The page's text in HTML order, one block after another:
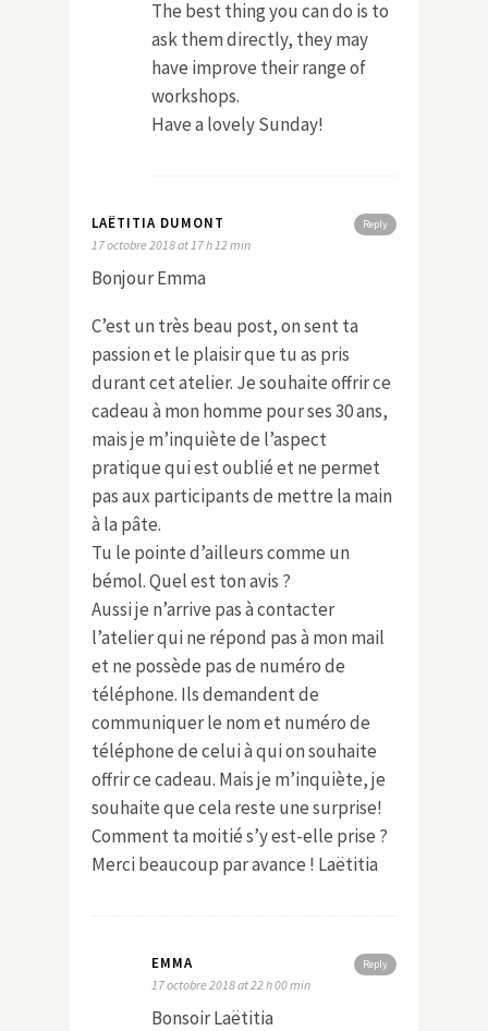
The best thing you can do is to
ask them directly, they may
have improve their range of
workshops.
Have a lovely Sunday!
Reply
LAËTITIA DUMONT
17 octobre 2018 at 17 h 12 min
Bonjour Emma
C’est un très beau post, on sent ta
passion et le plaisir que tu as pris
durant cet atelier. Je souhaite offrir ce
cadeau à mon homme pour ses 30 ans,
mais je m’inquiète de l’aspect
pratique qui est oublié et ne permet
pas aux participants de mettre la main
à la pâte.
Tu le pointe d’ailleurs comme un
bémol. Quel est ton avis ?
Aussi je n’arrive pas à contacter
l’atelier qui ne répond pas à mon mail
et ne possède pas de numéro de
téléphone. Ils demandent de
communiquer le nom et numéro de
téléphone de celui à qui on souhaite
offrir ce cadeau. Mais je m’inquiète, je
souhaite que cela reste une surprise!
Comment ta moitié s’y est-elle prise ?
Merci beaucoup par avance ! Laëtitia
Reply
EMMA
17 octobre 2018 at 22 h 00 min
Bonsoir Laëtitia